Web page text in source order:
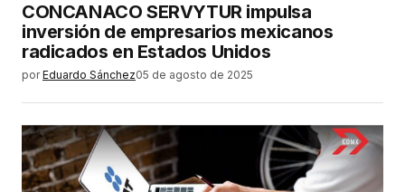
CONCANACO SERVYTUR impulsa
inversión de empresarios mexicanos
radicados en Estados Unidos
por Eduardo Sánchez05 de agosto de 2025